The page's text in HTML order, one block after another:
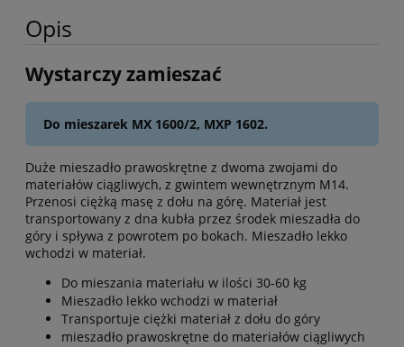
Opis
Wystarczy zamieszać
Do mieszarek MX 1600/2, MXP 1602.
Duże mieszadło prawoskrętne z dwoma zwojami do
materiałów ciągliwych, z gwintem wewnętrznym M14.
Przenosi ciężką masę z dołu na górę. Materiał jest
transportowany z dna kubła przez środek mieszadła do
góry i spływa z powrotem po bokach. Mieszadło lekko
wchodzi w materiał.
Do mieszania materiału w ilości 30-60 kg
Mieszadło lekko wchodzi w materiał
Transportuje ciężki materiał z dołu do góry
mieszadło prawoskrętne do materiałów ciągliwych